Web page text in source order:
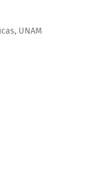
UNAM